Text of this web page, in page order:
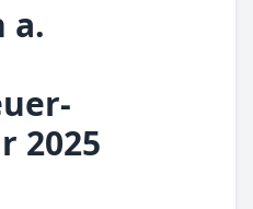
a.
2025